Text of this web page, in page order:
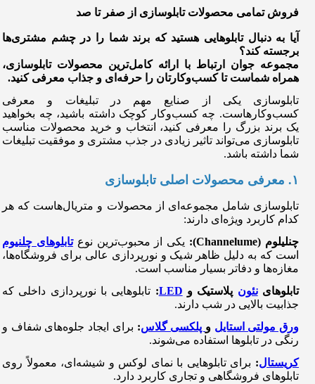
فروش تمامی محصولات تابلوسازی از صفر تا صد
آیا به دنبال تابلوهایی هستید که برند شما را در چشم مشتری‌ها
برجسته کند؟
مجموعه جوان ارتباط با ارائه کامل‌ترین محصولات تابلوسازی،
همراه شماست تا کسب‌وکارتان را حرفه‌ای و جذاب معرفی کنید.
تابلوسازی یکی از صنایع مهم در تبلیغات و معرفی
کسب‌وکارهاست. چه کسب‌وکار کوچک داشته باشید، چه بخواهید
یک برند بزرگ را معرفی کنید، انتخاب و خرید محصولات مناسب
تابلوسازی می‌تواند تاثیر زیادی در جذب مشتری و موفقیت تبلیغات
شما داشته باشد.
تابلوسازی شامل مجموعه‌ای از محصولات و متریال‌هاست که هر
کدام کاربرد ویژه‌ای دارند:
چنلیلوم (Channelume):
یکی از محبوب‌ترین نوع تابلوهای چلنیوم
است که به دلیل ظاهر شیک و نورپردازی عالی برای فروشگاه‌ها،
مغازه‌ها و دفاتر بسیار مناسب است.
تابلوهای نئونپلاستیک و LED
:تابلوهایی با نورپردازی داخلی که
جذابیت بالایی در شب دارند.
ورق مولتی استایل وپلکسی گلاس :برای ایجاد جلوه‌های شفاف و
رنگی در تابلوها استفاده می‌شوند.
کریستال :برای تابلوهایی با نمای لوکس و شیشه‌ای، معمولاً روی
تابلوهای فروشگاهی و تجاری کاربرد دارد.